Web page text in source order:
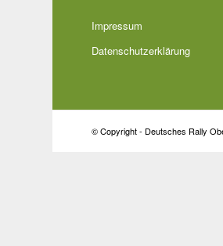
Impressum
Datenschutzerklärung
© Copyright - Deutsches Rally